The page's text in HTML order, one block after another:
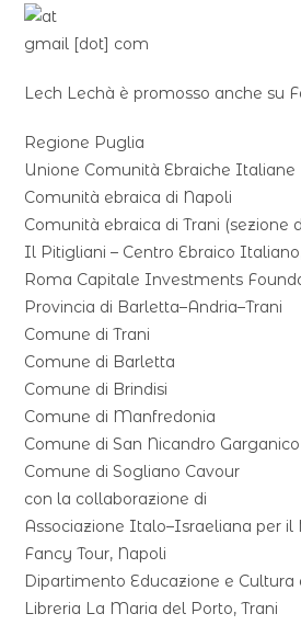
gmail [dot] com
Lech Lechà è promosso anche su
Regione Puglia
Unione Comunità Ebraiche Italiane
Comunità ebraica di Napoli
Comunità ebraica di Trani (sezione
Il Pitigliani – Centro Ebraico
Roma Capitale Investments
Provincia di Barletta–Andria–Trani
Comune di Trani
Comune di Barletta
Comune di Brindisi
Comune di Manfredonia
Comune di San Nicandro Garganico
Comune di Sogliano Cavour
con la collaborazione di
Associazione Italo–Israeliana per
Fancy Tour, Napoli
Dipartimento Educazione e Cultura
Libreria La Maria del Porto, Trani